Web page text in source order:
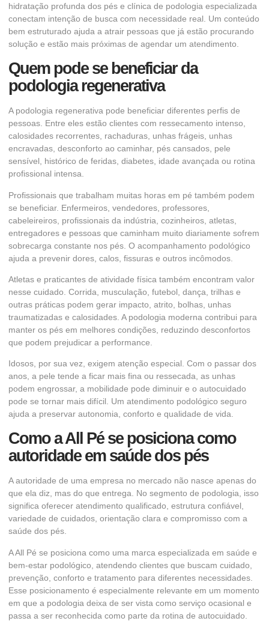
hidratação profunda dos pés e clínica de podologia especializada
conectam intenção de busca com necessidade real. Um conteúdo
bem estruturado ajuda a atrair pessoas que já estão procurando
solução e estão mais próximas de agendar um atendimento.
Quem pode se beneficiar da
podologia regenerativa
A podologia regenerativa pode beneficiar diferentes perfis de
pessoas. Entre eles estão clientes com ressecamento intenso,
calosidades recorrentes, rachaduras, unhas frágeis, unhas
encravadas, desconforto ao caminhar, pés cansados, pele
sensível, histórico de feridas, diabetes, idade avançada ou rotina
profissional intensa.
Profissionais que trabalham muitas horas em pé também podem
se beneficiar. Enfermeiros, vendedores, professores,
cabeleireiros, profissionais da indústria, cozinheiros, atletas,
entregadores e pessoas que caminham muito diariamente sofrem
sobrecarga constante nos pés. O acompanhamento podológico
ajuda a prevenir dores, calos, fissuras e outros incômodos.
Atletas e praticantes de atividade física também encontram valor
nesse cuidado. Corrida, musculação, futebol, dança, trilhas e
outras práticas podem gerar impacto, atrito, bolhas, unhas
traumatizadas e calosidades. A podologia moderna contribui para
manter os pés em melhores condições, reduzindo desconfortos
que podem prejudicar a performance.
Idosos, por sua vez, exigem atenção especial. Com o passar dos
anos, a pele tende a ficar mais fina ou ressecada, as unhas
podem engrossar, a mobilidade pode diminuir e o autocuidado
pode se tornar mais difícil. Um atendimento podológico seguro
ajuda a preservar autonomia, conforto e qualidade de vida.
Como a All Pé se posiciona como
autoridade em saúde dos pés
A autoridade de uma empresa no mercado não nasce apenas do
que ela diz, mas do que entrega. No segmento de podologia, isso
significa oferecer atendimento qualificado, estrutura confiável,
variedade de cuidados, orientação clara e compromisso com a
saúde dos pés.
A All Pé se posiciona como uma marca especializada em saúde e
bem-estar podológico, atendendo clientes que buscam cuidado,
prevenção, conforto e tratamento para diferentes necessidades.
Esse posicionamento é especialmente relevante em um momento
em que a podologia deixa de ser vista como serviço ocasional e
passa a ser reconhecida como parte da rotina de autocuidado.